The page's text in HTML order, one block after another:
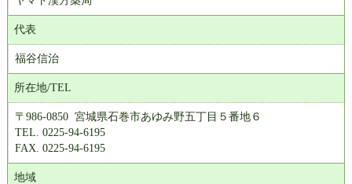
代表
福谷信治
所在地/TEL
〒986-0850 宮城県石巻市あゆみ野五丁目５番地６
TEL. 0225-94-6195
FAX. 0225-94-6195
地域